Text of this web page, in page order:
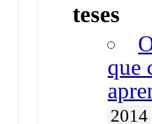
teses
que
2014